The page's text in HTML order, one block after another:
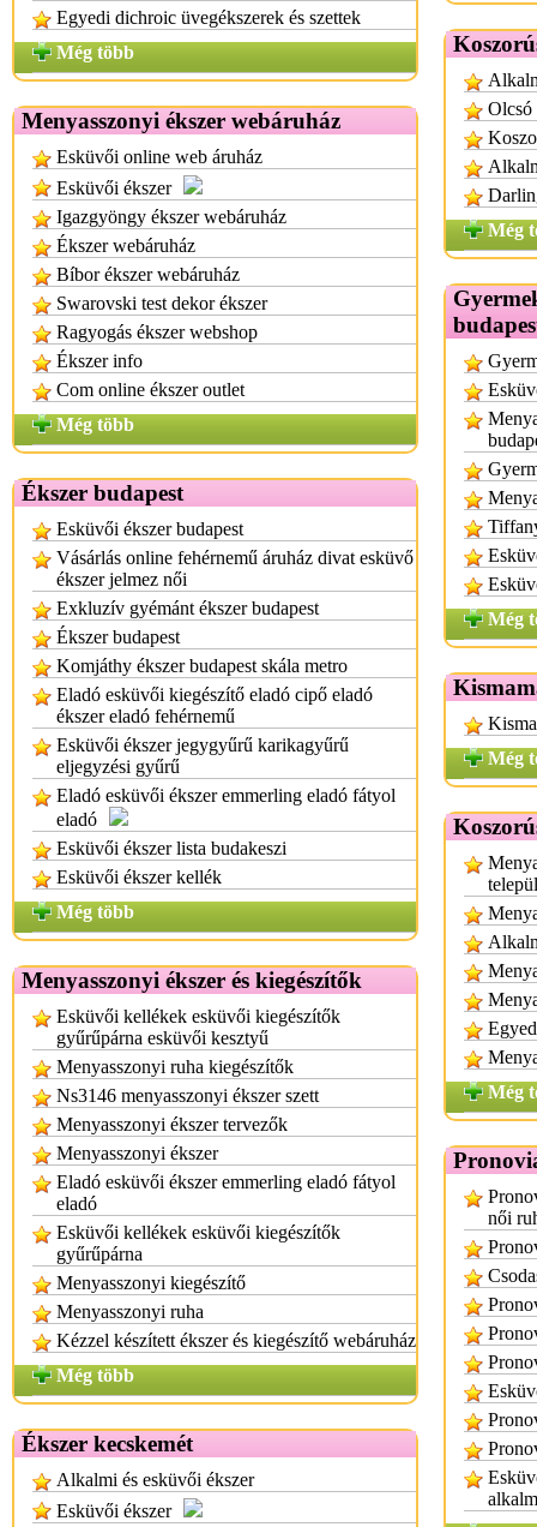
Egyedi dichroic üvegékszerek és szettek
Még több
Menyasszonyi ékszer webáruház
Esküvői online web áruház
Esküvői ékszer
Igazgyöngy ékszer webáruház
Ékszer webáruház
Bíbor ékszer webáruház
Swarovski test dekor ékszer
Ragyogás ékszer webshop
Ékszer info
Com online ékszer outlet
Még több
Ékszer budapest
Esküvői ékszer budapest
Vásárlás online fehérnemű áruház divat esküvő
ékszer jelmez női
Exkluzív gyémánt ékszer budapest
Ékszer budapest
Komjáthy ékszer budapest skála metro
Eladó esküvői kiegészítő eladó cipő eladó
ékszer eladó fehérnemű
Esküvői ékszer jegygyűrű karikagyűrű
eljegyzési gyűrű
Eladó esküvői ékszer emmerling eladó fátyol
eladó
Esküvői ékszer lista budakeszi
Esküvői ékszer kellék
Még több
Menyasszonyi ékszer és kiegészítők
Esküvői kellékek esküvői kiegészítők
gyűrűpárna esküvői kesztyű
Menyasszonyi ruha kiegészítők
Ns3146 menyasszonyi ékszer szett
Menyasszonyi ékszer tervezők
Menyasszonyi ékszer
Eladó esküvői ékszer emmerling eladó fátyol
eladó
Esküvői kellékek esküvői kiegészítők
gyűrűpárna
Menyasszonyi kiegészítő
Menyasszonyi ruha
Kézzel készített ékszer és kiegészítő webáruház
Még több
Ékszer kecskemét
Alkalmi és esküvői ékszer
Esküvői ékszer
Olcsó
Még
Még
Még
Még
női